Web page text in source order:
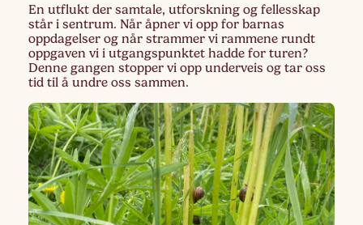
En utflukt der samtale, utforskning og fellesskap
står i sentrum. Når åpner vi opp for barnas
oppdagelser og når strammer vi rammene rundt
oppgaven vi i utgangspunktet hadde for turen?
Denne gangen stopper vi opp underveis og tar oss
tid til å undre oss sammen.